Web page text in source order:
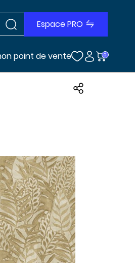
Rechercher dans le site
Espace PRO
point de vente 0